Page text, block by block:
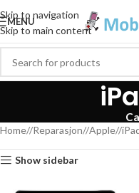
Skip to navigation
Skip to main content
MENU
Home/ Reparasjon/ Apple/
Show sidebar